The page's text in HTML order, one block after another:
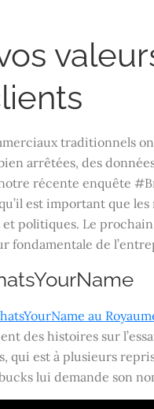
traditionnels
arrêtées, des
récente enquête
est important que
politiques. Le
fondamentale de
au
des histoires sur
qui est à plusieurs
lui demande son